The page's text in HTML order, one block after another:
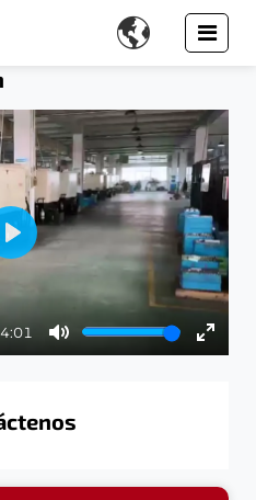

Mute
Enter
Play